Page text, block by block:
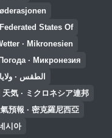
States Of
· Mikronesien
Погода · Микронезия
الطقس ·
天気 · ミクロネシア連邦
預報 · 密克羅尼西亞
시아